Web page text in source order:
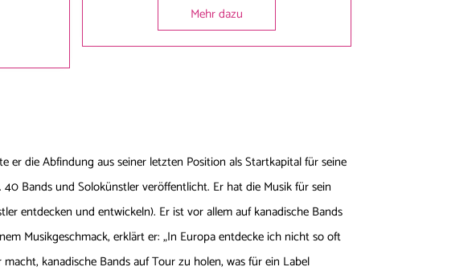
Mehr dazu
die Abfindung aus seiner letzten Position als Startkapital für seine
Bands und Solokünstler veröffentlicht. Er hat die Musik für sein
entdecken und entwickeln). Er ist vor allem auf kanadische Bands
Musikgeschmack, erklärt er: „In Europa entdecke ich nicht so oft
kanadische Bands auf Tour zu holen, was für ein Label